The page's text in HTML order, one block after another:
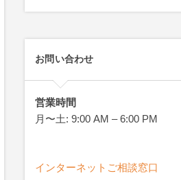
お問い合わせ
営業時間
月〜土: 9:00 AM – 6:00 PM
インターネットご相談窓口